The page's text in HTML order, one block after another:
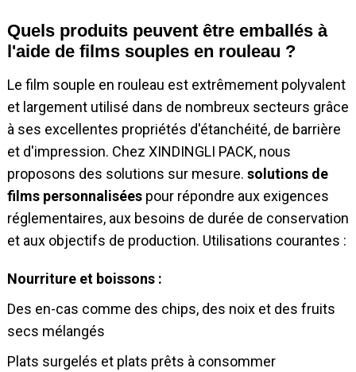
Quels produits peuvent être emballés à
l'aide de films souples en rouleau ?
Le film souple en rouleau est extrêmement polyvalent
et largement utilisé dans de nombreux secteurs grâce
à ses excellentes propriétés d'étanchéité, de barrière
et d'impression. Chez XINDINGLI PACK, nous
proposons des solutions sur mesure. solutions de
films personnaliséespour répondre aux exigences
réglementaires, aux besoins de durée de conservation
et aux objectifs de production. Utilisations courantes :
Nourriture et boissons :
Des en-cas comme des chips, des noix et des fruits
secs mélangés
Plats surgelés et plats prêts à consommer